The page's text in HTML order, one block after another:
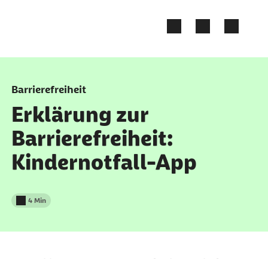
Barrierefreiheit
Erklärung zur
Barrierefreiheit:
Kindernotfall-App
Lesedauer weniger als
4 Min